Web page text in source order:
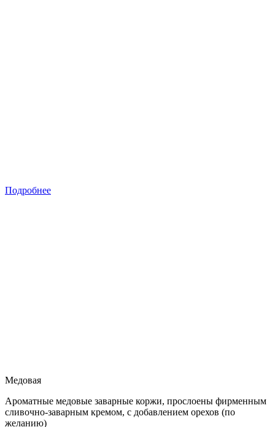
Подробнее
Медовая
Ароматные медовые заварные коржи, прослоены фирменным
сливочно-заварным кремом, с добавлением орехов (по
желанию)